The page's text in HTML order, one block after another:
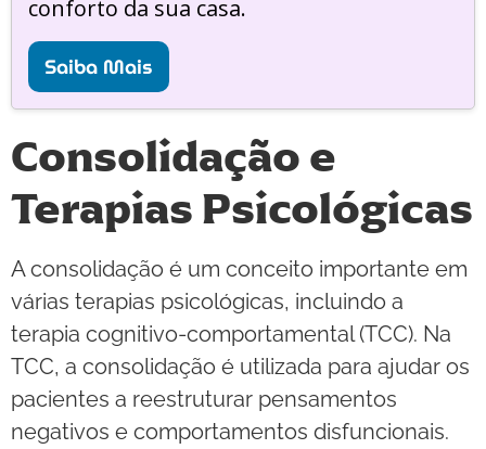
conforto da sua casa.
Saiba Mais
Consolidação e
Terapias Psicológicas
A consolidação é um conceito importante em
várias terapias psicológicas, incluindo a
terapia cognitivo-comportamental (TCC). Na
TCC, a consolidação é utilizada para ajudar os
pacientes a reestruturar pensamentos
negativos e comportamentos disfuncionais.